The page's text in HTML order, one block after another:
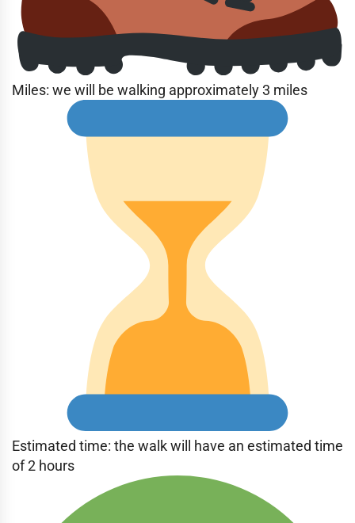
Miles: we will be walking approximately 3 miles
Estimated time: the walk will have an estimated time
of 2 hours